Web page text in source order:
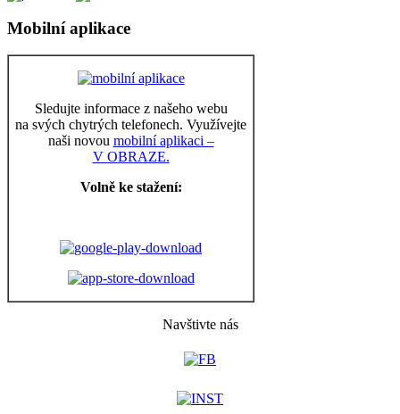
Mobilní aplikace
Sledujte informace z našeho webu
na svých chytrých telefonech. Využívejte
naši novou mobilní aplikaci –
V OBRAZE.
Volně ke stažení:
Navštivte nás